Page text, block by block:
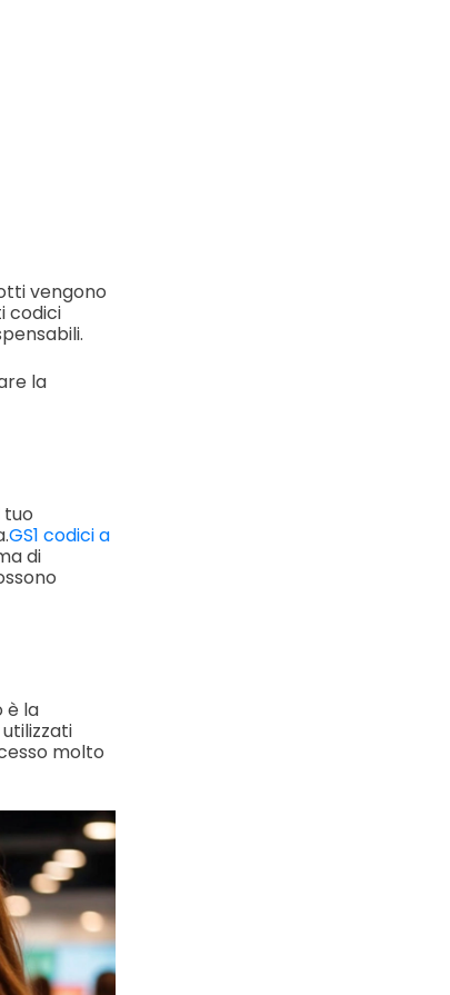
vengono
codici
la
tuo
GS1 codici a
di
è la
molto